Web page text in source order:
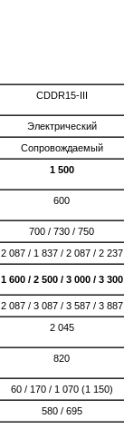
CDDR15-III
Электрический
Сопровождаемый
1 500
600
700 / 730 / 750
2 087 / 1 837 / 2 087 / 2 237
1 600 / 2 500 / 3 000 / 3 300
2 087 / 3 087 / 3 587 / 3 887
2 045
820
60 / 170 / 1 070 (1 150)
580 / 695